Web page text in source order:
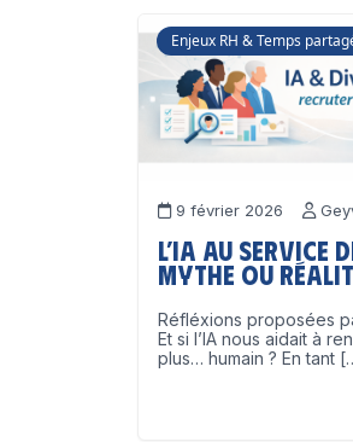
Enjeux RH & Temps
9 février 2026
L’IA au service
mythe ou
Réfléxions proposées
Et si l’IA nous aidait à
plus… humain ? En tant